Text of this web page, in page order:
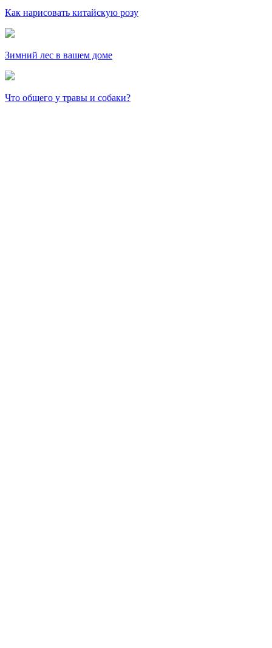
Как нарисовать китайскую розу
Зимний лес в вашем доме
Что общего у травы и собаки?